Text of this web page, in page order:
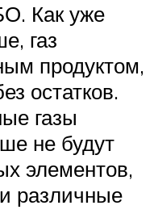
Как уже
газ
продуктом,
остатков.
газы
не будут
элементов,
различные